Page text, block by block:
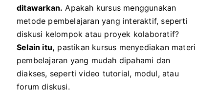
ditawarkan. Apakah kursus menggunakan
metode pembelajaran yang interaktif, seperti
diskusi kelompok atau proyek kolaboratif?
Selain itu, pastikan kursus menyediakan materi
pembelajaran yang mudah dipahami dan
diakses, seperti video tutorial, modul, atau
forum diskusi.